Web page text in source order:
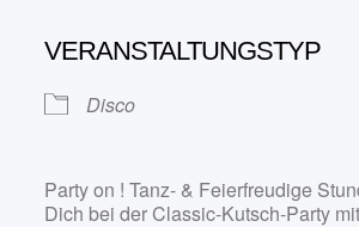
VERANSTALTUNGSTYP
Disco
Party on ! Tanz- & Feierfreudige
Dich bei der Classic-Kutsch-Party